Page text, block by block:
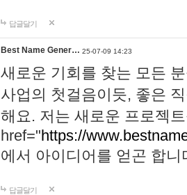
답글달기
Best Name Gener… 25-07-09 14:23
새로운 기회를 찾는 모든
사업의 첫걸음이듯, 좋은
해요. 저는 새로운 프로젝
href="https://
에서 아이디어를 얻곤 합
답글달기